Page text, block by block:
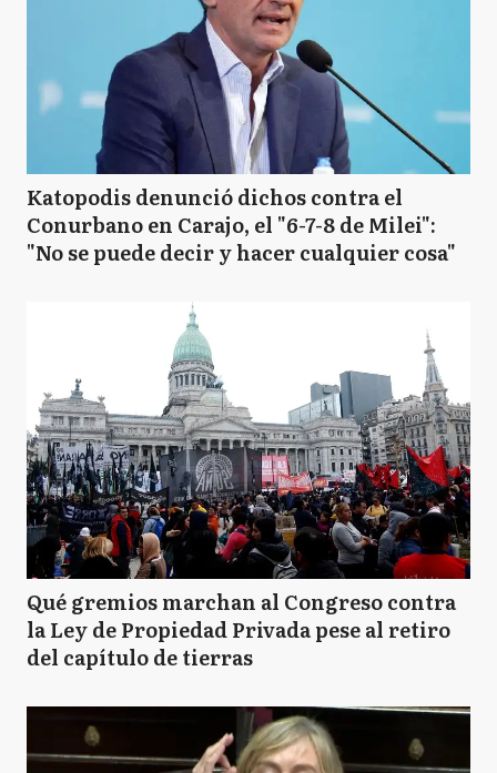
Katopodis denunció dichos contra el
Conurbano en Carajo, el "6-7-8 de Milei":
"No se puede decir y hacer cualquier cosa"
Qué gremios marchan al Congreso contra
la Ley de Propiedad Privada pese al retiro
del capítulo de tierras